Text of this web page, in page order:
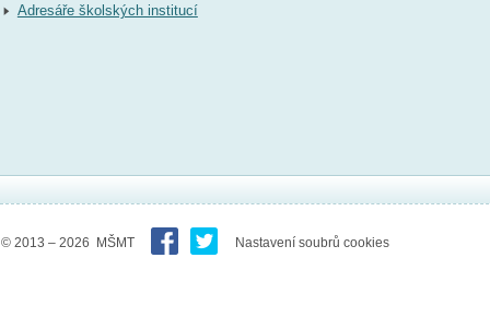
Adresáře školských institucí
© 2013 – 2026 MŠMT Nastavení soubrů cookies